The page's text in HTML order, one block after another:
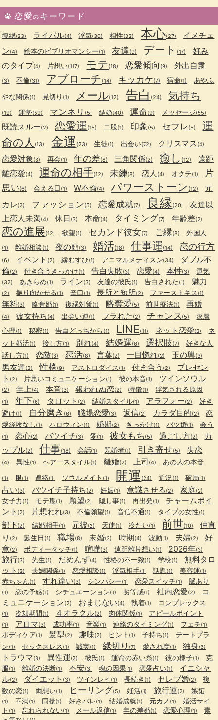
恋愛のキーワード
復縁(33) ライバル(4) 浮気(30) 相性(33) 本心(27)
イメチェ
ン(4) 絵本のビブリオマンシー(1) 友達 (9) デート (17)
好み
のタイプ(4) 片想い(117) モテ (18) 恋愛傾向 (9) 外出自粛
(3) 不倫(31) アプローチ (14) キッカケ(7) 宿命(1)
あやふ
やな関係(1) 見切り (1) メール(12) 告白 (24) 気持ち
(19) 運勢(59) マンネリ (5) 結婚(40) 運命(9) メッセージ(55)
既読スルー(2) 恋愛運 (15) 二股(1) 印象 (5) セフレ (5)
運
命の人 (13) 金運 (23) 生徒(1) 出会い(72) クリスマス (4)
恋愛対象 (3) 再会(1) 年の差(8) 三角関係(2) 癒し (12)
遠距
離恋愛(4) 運命の相手(12) 未練(8) 恋人 (4) オクテ(1)
片
思い(6) 会える日 (1) W不倫(4) パワーストーン (12)
元
カレ (2) ファッション(5) 恋愛成就(7) 良縁(20)
友達以
上恋人未満(4) 休日 (3) 本命(4) タイミング(7) 年齢差(2)
恋の進展(12) 欲望(1) セカンド彼女(7) ご縁(8) 外国人
(1) 離婚相談(1) 夜の顔(3) 婚活(18) 仕事運 (14) 恋の行方
(6) イベント (2) 縁むすび(1) アニマルメディスン(34)
ダブル不
倫(2) 付き合うきっかけ(1) 告白失敗(3) 恋愛(4) 本性(3) 運気
(32) あきらめ(1) ライン(3) 友達の彼氏(1) 告白された (1) 魅力
(2) 振り向かせる (1) 辛口 (1) 長所と短所(2) ファーストキス (1)
無料(3) 略奪婚(1) 復縁対策(1) 略奪愛(5) 前世療法(1) 再婚
(4) 彼女持ち (4) 出会い運(1) フラれた (2) チャンス (5)
深層
心理(1) 秘密(1) 告白どっちから (1) LINE(11) ネット恋愛(2)
ネ
ット婚活(1) 接し方(1) 別れ(4) 結婚運(6) 選択肢(7)
好きな人
話し方(1) 恋敵(3) 恋活(8) 言葉(2) 一目惚れ(2) 玉の輿(3)
男友達(2) 性格(9) アストロダイス (1) 付き合う (2)
プレゼン
ト (2) 片思いコミュニケーション(1) 彼の本音(1) ツインソウル
(2) 年上 (4) 本音(3) 報われぬ恋(2) 特徴(1) 浮気される原因
(1) 年下(6) タロット (2) 結婚スタイル(1) アラフォー(2)
好き
避け(1) 自分磨き (6) 職場恋愛(3) 返信(2) カラダ目的(2)
恋
愛経験なし (1) ハロウィン(1) 婚期(2) きっかけ(1) バツ婚(1) 会う
(1) 恋心(2) バツイチ(3) 愛(1) 彼女もち (5) 過ごし方(2)
カ
ップル(2) 仕事(18) 会話(1) 既婚者(1) 引き寄せ(5) 失恋
(4) 異性(1) ヘアースタイル(1) 離婚(2) 上司 (4) あの人の本音
(1) 服(1) 連絡(1) ソウルメイト (1) 開運 (24) 近況 (1) 破局(1)
占い(3) バツイチ子持ち (2) 妊娠(1) 意識させる (2) 家庭(2)
女子力 (1) モテ期(1) 願望(2) 隠し事(1) 再出発(1)
チャームポイ
ント (2) 片想われ(3) 不倫願望(1) 音信不通 (1) タイプの女性(1)
部下(2) 結婚相手(1) 元彼(2) 天使(1) 冷たい(1) 前世(10)
仲直
り (2) 誕生日 (1) 職場(8) 未婚(2) 時期(4) 波動(1) 夫婦(2)
好
意(2) ボディータッチ(1) 喧嘩(3) 遠距離片想い(1) 2026年(3)
旅行(3) 先生(1) だめんず(4) 性格の不一致(1) 学校(1)
無料タロ
ット (3) 夫婦関係(1) 恋愛相談(1) 浮気相手(1) 話題(1) 美容運(1)
赤ちゃん(1) すれ違い(3) シンパシー(1) 恋愛スイッチ(1) 脈あり
(1) 恋の予感(1) シチュエーション(1) 劣等感(1) 社内恋愛(2)
コ
ミュニケーション(2) おまじない(4) 執着(1) コンプレックス
(1) 冷却期間(1) ４オラクル(2) 肉体関係(1) アピールポイント
(1) アロマ(3) 成功率(1) 音楽(1) 連絡のタイミング(1) フェチ(1)
ボディケア(1) 髪型(2) 趣味(2) ヒント (1) 子持ち(1)
デートプラ
ン(1) セックスレス (1) 誠実(1) 縁切り (7) 愛され度(1) 独身(3)
トラウマ(3) 異性運(2) 彼氏(1) 運命の赤い糸(1) 彼の様子(1)
克
服(1) 離婚の決断(1) 不安(3) 魂の因果(1) 恋愛占い(1)
イニシャ
ル(2) ダイエット (3) ツインレイ (1) 長続き (1) セレブ婚(2)
複
数の恋(1) 両想い(1) ヒーリング(5) 妊活(1) 旅行運(2) 嫉妬
(1) 不満(1) 同棲(1) 好きバレ(1) 結婚成就(1) 元カノ (1)
婚活サイ
ト (1) 忘れられない(1) メール返信(1) 年の差婚(1) 恋愛心理(1)
素